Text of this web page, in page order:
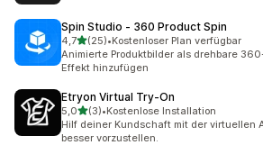
Spin Studio ‑ 360 Product Spin
4,7von 5 Sternen
(25)
25 Rezensionen insgesamt
•Kostenloser Plan verfügbar
Animierte Produktbilder als drehbare
Effekt hinzufügen
Etryon Virtual Try‑On
5,0von 5 Sternen
(3)
3 Rezensionen insgesamt
•Kostenlose Installation
Hilf deiner Kundschaft mit der virtuellen
besser vorzustellen.